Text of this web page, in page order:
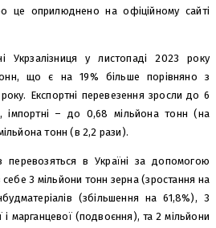
це оприлюднено на офіційному сайті
Укрзалізниця у листопаді 2023 року
що є на 19% більше порівняно з
Експортні перевезення зросли до 6
імпортні – до 0,68 мільйона тонн (на
тонн (в 2,2 рази).
перевозяться в Україні за допомогою
себе 3 мільйони тонн зерна (зростання на
(збільшення на 61,8%), 3
і марганцевої (подвоєння), та 2 мільйони